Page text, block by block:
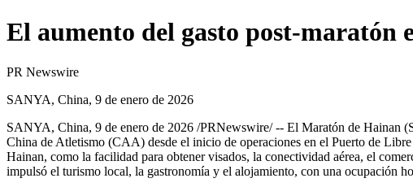
El aumento del gasto post-maratón
PR Newswire
SANYA, China, 9 de enero de 2026
SANYA, China, 9 de enero de 2026 /PRNewswire/ -- El Maratón de Hainan
China de Atletismo (CAA) desde el inicio de operaciones en el Puerto de
Hainan, como la facilidad para obtener visados, la conectividad aérea, el
impulsó el turismo local, la gastronomía y el alojamiento, con una ocupación